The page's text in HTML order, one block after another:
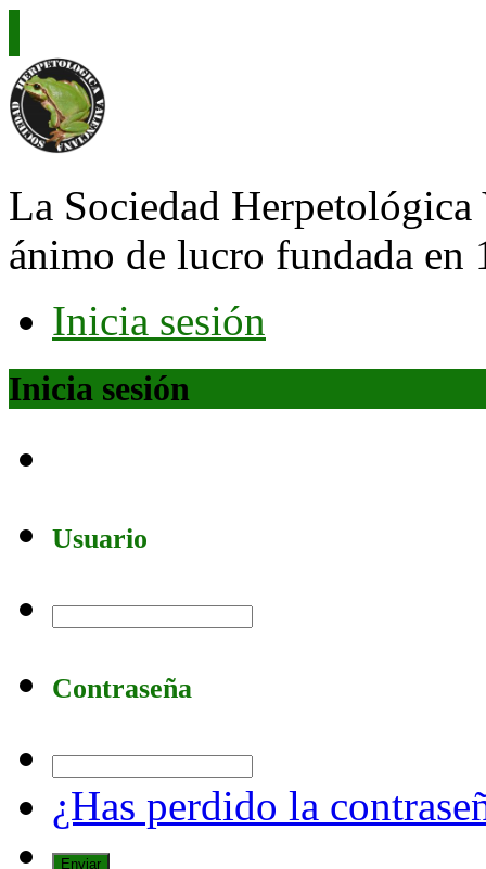
La Sociedad Herpetológica
ánimo de lucro fundada en
Inicia sesión
Inicia sesión
Usuario
Contraseña
¿Has perdido la